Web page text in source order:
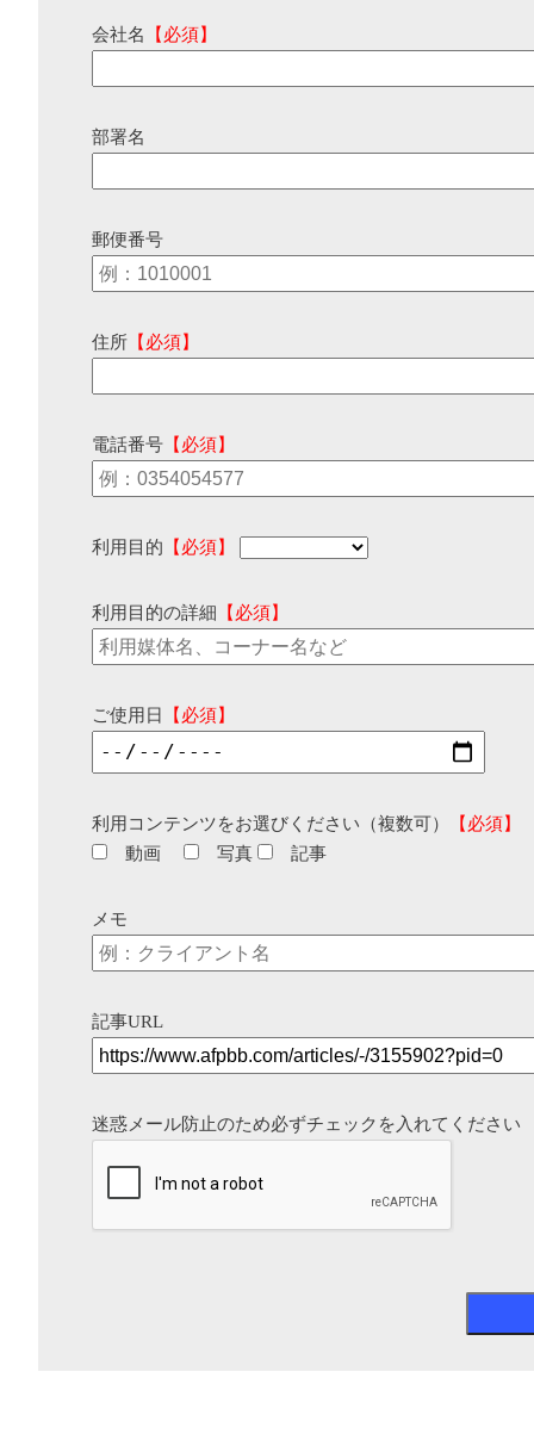
会社名 【必須】
部署名
郵便番号
住所 【必須】
電話番号 【必須】
利用目的 【必須】
利用目的の詳細 【必須】
ご使用日 【必須】
利用コンテンツをお選びください（複数可）
【必須】
動画
写真 記事
メモ
記事URL
迷惑メール防止のため必ずチェックを入れてください